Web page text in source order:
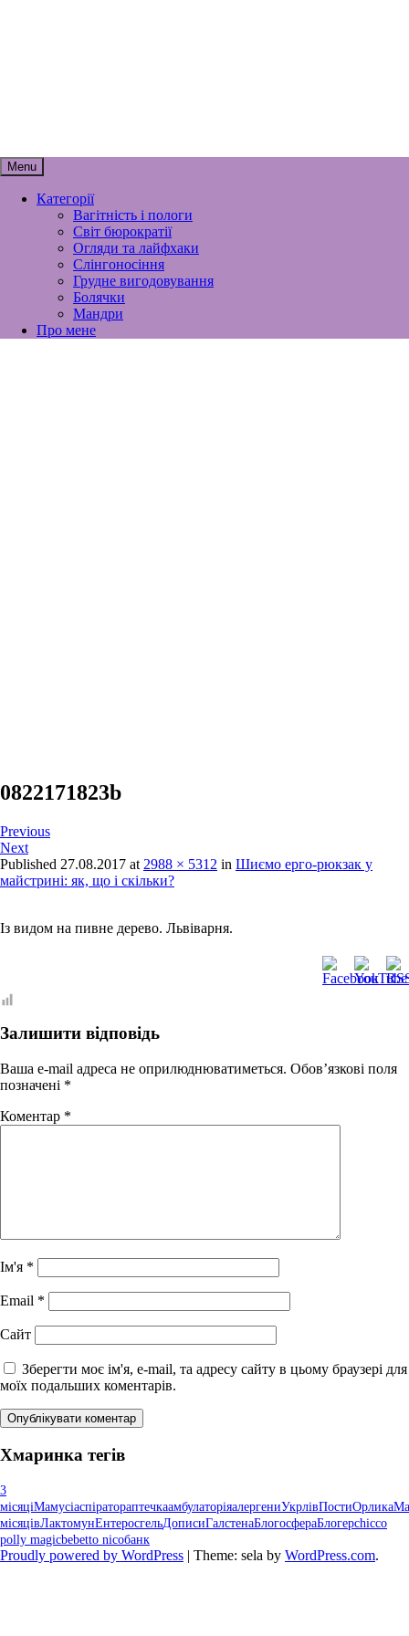
Menu
Категорії
Вагітність і пологи
Світ бюрократії
Огляди та лайфхаки
Слінгоносіння
Грудне вигодовування
Болячки
Мандри
Про мене
0822171823b
Previous
Next
Published 27.08.2017 at 2988 × 5312 in Шиємо ерго-рюкзак у
майстрині: як, що і скільки?
Із видом на пивне дерево. Львіварня.
Залишити відповідь
Ваша e-mail адреса не оприлюднюватиметься. Обов’язкові поля
позначені *
Коментар *
Ім'я *
Email *
Сайт
Зберегти моє ім'я, e-mail, та адресу сайту в цьому браузері для
моїх подальших коментарів.
Хмаринка тегів
3
місяціМамусіаспіратораптечкаамбулаторіяалергениУкрлівПостиОрлика
місяцівЛактомунЕнтеросгельДописиГалстенаБлогосфераБлогерchicco
polly magicbebetto nicoбанк
Proudly powered by WordPress Theme: sela by WordPress.com.